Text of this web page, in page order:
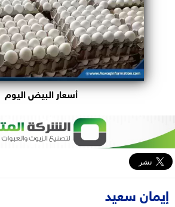
أسعار البيض اليوم
إيمان سعيد